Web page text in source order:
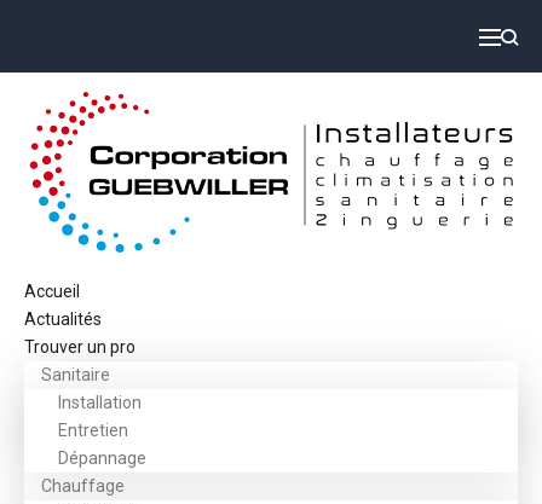
Accueil
Actualités
Trouver un pro
Sanitaire
Installation
Entretien
Dépannage
Chauffage